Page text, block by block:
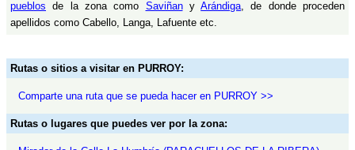
pueblos de la zona como SaviñanyArándiga, de donde proceden
apellidos como Cabello, Langa, Lafuente etc.
Rutas o sitios a visitar en PURROY:
Comparte una ruta que se pueda hacer en PURROY >>
Rutas o lugares que puedes ver por la zona: